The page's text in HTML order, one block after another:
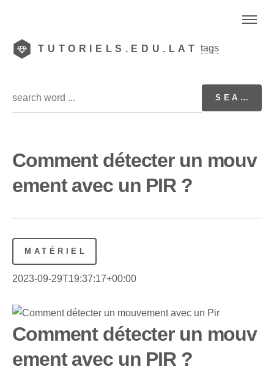
TUTORIELS.EDU.LAT tags
Comment détecter un mouv
ement avec un PIR ?
MATÉRIEL
2023-09-29T19:37:17+00:00
Comment détecter un mouv
ement avec un PIR ?